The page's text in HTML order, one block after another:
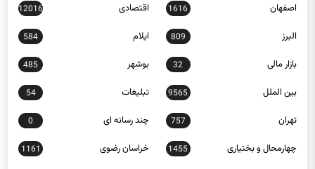
اصفهان 1616 اقتصادی 12016
البرز 809 ایلام 584
بازار مالی 32 بوشهر 485
بین الملل 9565 تبلیغات 54
تهران 757 چند رسانه ای 0
چهارمحال و بختیاری 1455 خراسان رضوی 1161